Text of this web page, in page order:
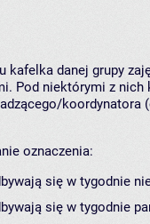
kafelka danej grupy
Pod niektórymi z nich
koordynatora
oznaczenia:
się w tygodnie
się w tygodnie